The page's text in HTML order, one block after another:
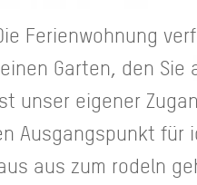
Ferienwohnung
Garten, den Sie
unser eigener
Ausgangspunkt für
aus zum rodeln